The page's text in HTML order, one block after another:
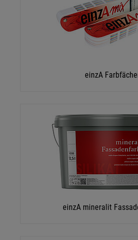
einzA
einzA mineralit